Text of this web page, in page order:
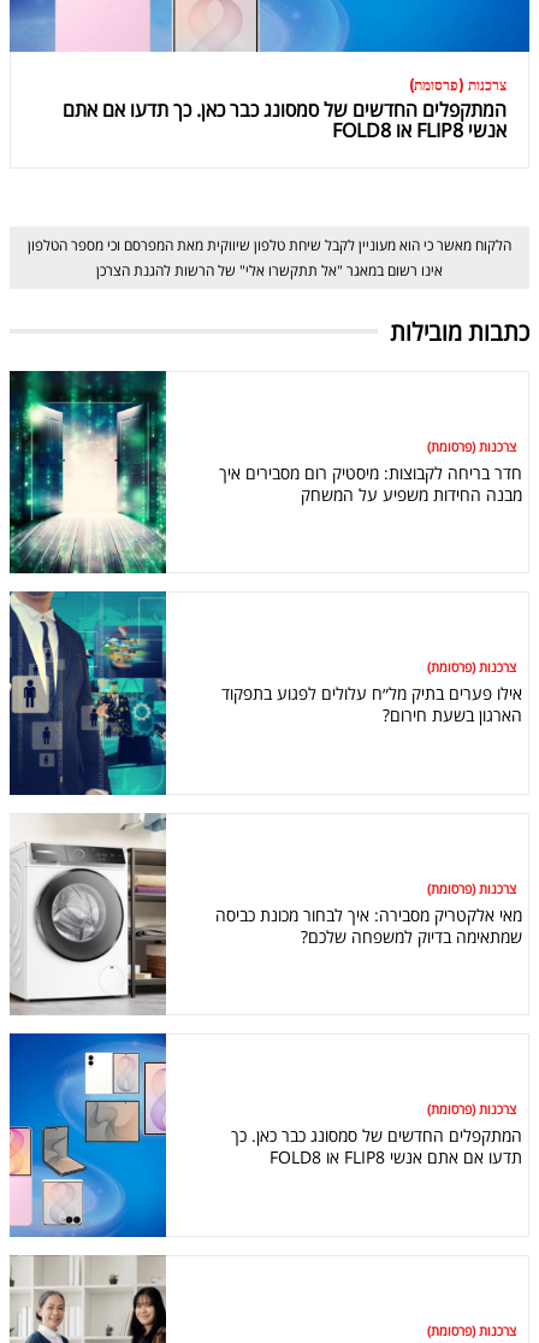
צרכנות (פרסומת)
המתקפלים החדשים של סמסונג כבר כאן. כך תדעו אם אתם
אנשי FLIP8 או FOLD8
הלקוח מאשר כי הוא מעוניין לקבל שיחת טלפון שיווקית מאת המפרסם וכי מספר הטלפון
אינו רשום במאגר "אל תתקשרו אלי" של הרשות להגנת הצרכן
כתבות מובילות
צרכנות (פרסומת)
חדר בריחה לקבוצות: מיסטיק רום מסבירים איך
מבנה החידות משפיע על המשחק
צרכנות (פרסומת)
אילו פערים בתיק מל״ח עלולים לפגוע בתפקוד
הארגון בשעת חירום?
צרכנות (פרסומת)
מאי אלקטריק מסבירה: איך לבחור מכונת כביסה
שמתאימה בדיוק למשפחה שלכם?
צרכנות (פרסומת)
המתקפלים החדשים של סמסונג כבר כאן. כך
תדעו אם אתם אנשי FLIP8 או FOLD8
צרכנות (פרסומת)